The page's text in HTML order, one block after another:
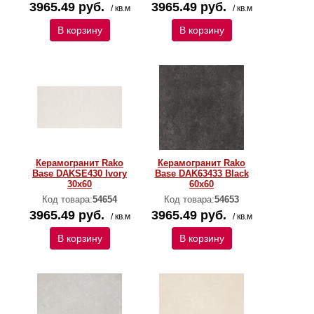
3965.49 руб. / кв.м
В корзину
3965.49 руб. / кв.м
В корзину
Керамогранит Rako
Base DAKSE430 Ivory
30x60
Код товара:54654
3965.49 руб. / кв.м
В корзину
Керамогранит Rako
Base DAK63433 Black
60x60
Код товара:54653
3965.49 руб. / кв.м
В корзину